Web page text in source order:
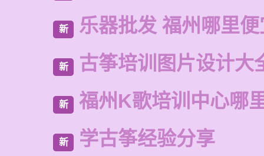
新 乐器批发 福州哪里
新 古筝培训图片设计大
新 福州K歌培训中心哪
新 学古筝经验分享